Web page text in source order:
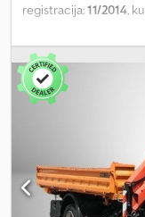
registracija:11/2014 ,
,
Euro 6, sėdimų vietų
plotis:2 550 mm
4 m³, krovimo vietos
mm, krovos erdvės
šildytuvas,